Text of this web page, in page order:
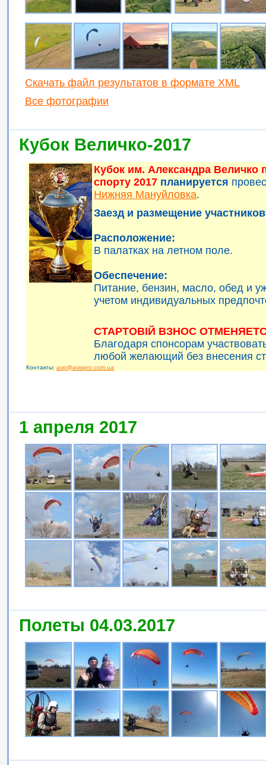
Скачать файл результатов в формате XML
Все фотографии
Кубок Величко-2017
Кубок им. Александра Величко
спорту 2017 планируется
Нижняя Мануйловка.
Заезд и размещение
Расположение:
В палатках на летном поле.
Обеспечение:
Питание, бензин, масло, обед и
учетом индивидуальных
СТАРТОВІЙ ВЗНОС
Благодаря спонсорам
любой желающий без внесения
Контакты: avp@avispro.com.ua
1 апреля 2017
Полеты 04.03.2017